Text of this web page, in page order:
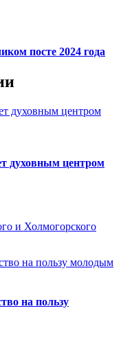
посте 2024 года
духовным центром
и Холмогорского
на пользу